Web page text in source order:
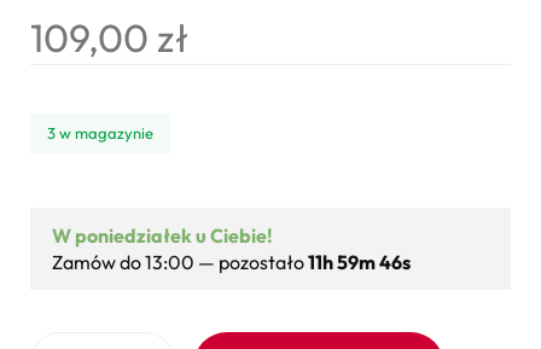
109,00 zł
3 w magazynie
W poniedziałek u Ciebie!
Zamów do 13:00 — pozostało11h 59m 45s